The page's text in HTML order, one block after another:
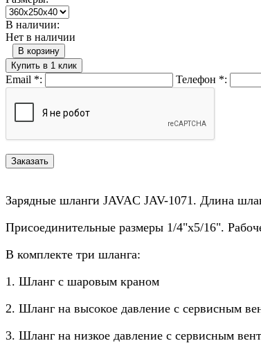
В наличии:
Нет в наличии
В корзину
Купить в 1 клик
Email *: Телефон *:
Зарядные шланги JAVAC JAV-1071. Длина
Присоединительные размеры 1/4"х5/16".
В комплекте три шланга:
1. Шланг с шаровым краном
2. Шланг на высокое давление с сервисным
3. Шланг на низкое давление с сервисным